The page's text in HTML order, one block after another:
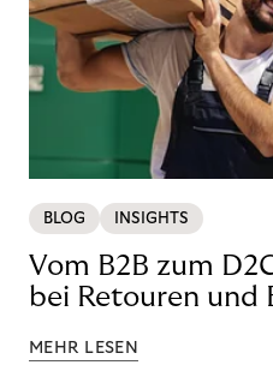
BLOG INSIGHTS
Vom B2B zum
bei Retouren und
MEHR LESEN